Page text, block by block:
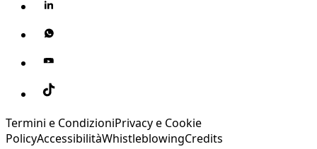
Termini e CondizioniPrivacy e Cookie
PolicyAccessibilitàWhistleblowingCredits